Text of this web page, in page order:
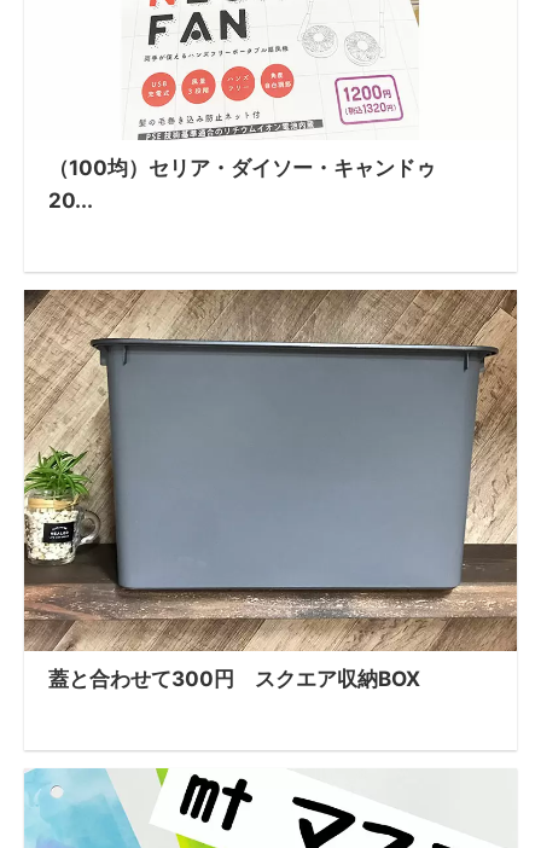
（100均）セリア・ダイソー・キャンドゥ
20...
蓋と合わせて300円 スクエア収納BOX